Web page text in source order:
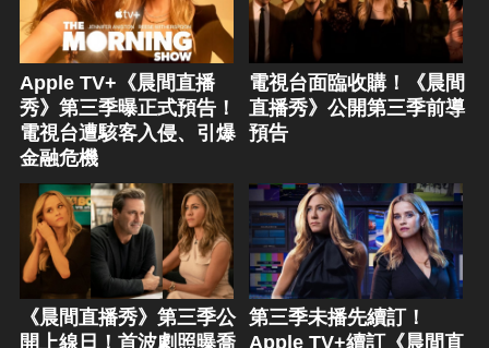
Apple TV+《晨間直播
秀》第三季曝正式預告！
電視台遭駭客入侵、引爆
金融危機
電視台面臨收購！《晨間
直播秀》公開第三季前導
預告
《晨間直播秀》第三季公
開上線日！首波劇照曝喬
第三季未播先續訂！
Apple TV+續訂《晨間直